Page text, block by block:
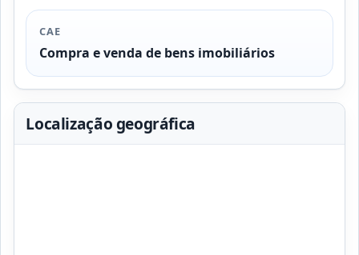
CAE
Compra e venda de bens imobiliários
Localização geográfica